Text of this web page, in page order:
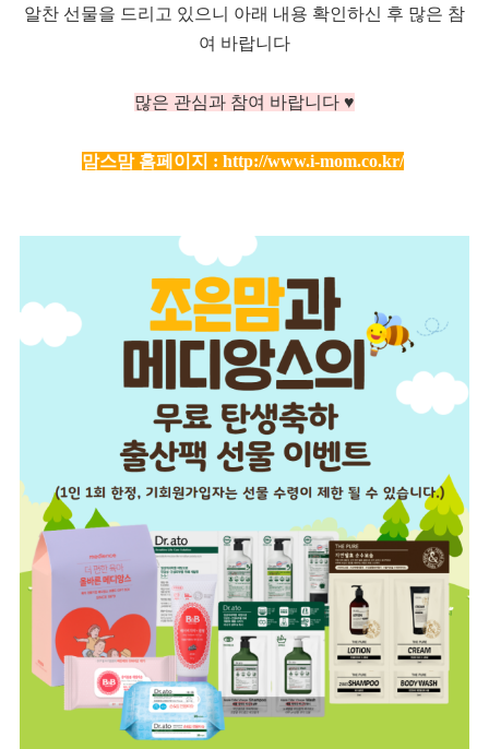
알찬 선물을 드리고 있으니 아래 내용 확인하신 후 많은 참
여 바랍니다
많은 관심과 참여 바랍니다 ♥
맘스맘 홈페이지 : http://www.i-mom.co.kr/